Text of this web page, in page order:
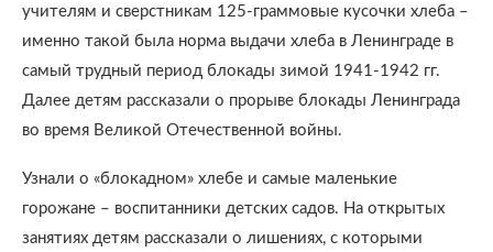
учителям и сверстникам 125-граммовые кусочки хлеба –
именно такой была норма выдачи хлеба в Ленинграде в
самый трудный период блокады зимой 1941-1942 гг.
Далее детям рассказали о прорыве блокады Ленинграда
во время Великой Отечественной войны.
Узнали о «блокадном» хлебе и самые маленькие
горожане – воспитанники детских садов. На открытых
занятиях детям рассказали о лишениях, с которыми